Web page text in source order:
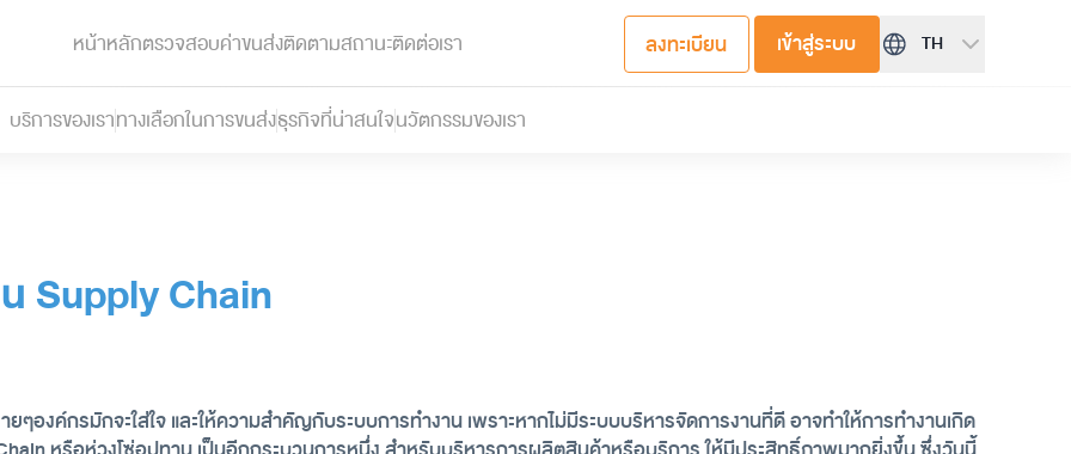
หน้าหลักตรวจสอบค่าขนส่งติดตามสถานะติดต่อเรา ลงทะเบียน เข้าสู่ระบบ TH
บริการของเราทางเลือกในการขนส่งธุรกิจที่น่าสนใจนวัตกรรมของเรา
Supply Chain
องค์กรมักจะใส่ใจ และให้ความสำคัญกับระบบการทำงาน เพราะหากไม่มีระบบบริหารจัดการงานที่ดี อาจทำให้การทำงานเกิด